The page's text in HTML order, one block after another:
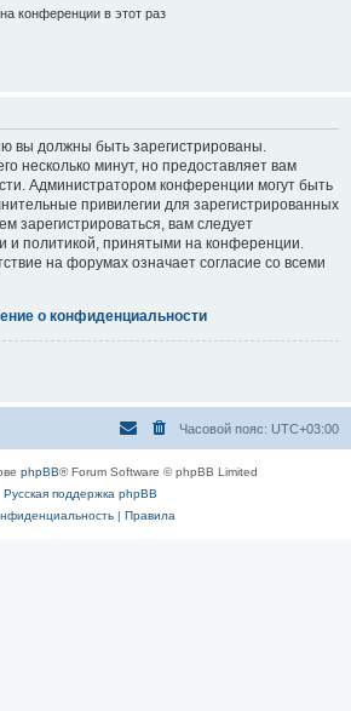
конференции в этот раз
вы должны быть зарегистрированы.
несколько минут, но предоставляет вам
Администратором конференции могут быть
привилегии для зарегистрированных
зарегистрироваться, вам следует
и политикой, принятыми на конференции.
на форумах означает согласие со всеми
о конфиденциальности
Часовой пояс: UTC+03:00
phpBB® Forum Software © phpBB Limited
Русская поддержка phpBB
| Правила